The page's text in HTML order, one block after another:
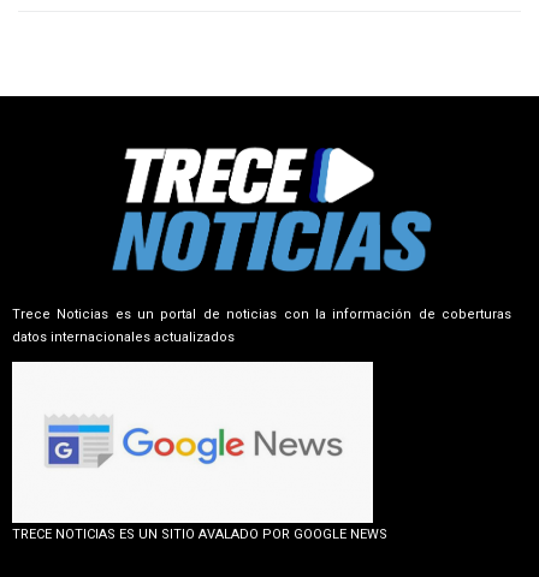
Trece Noticias es un portal de noticias con la información de coberturas
datos internacionales actualizados
TRECE NOTICIAS ES UN SITIO AVALADO POR GOOGLE NEWS